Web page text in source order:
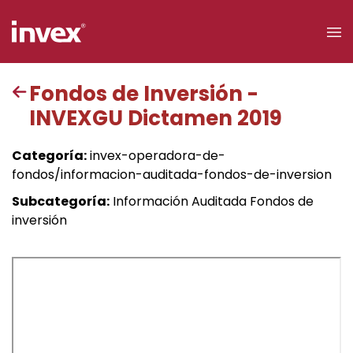
Acceso a
Buscar
Personas
Fondos de Inversión -
INVEXGU Dictamen 2019
Categoría:invex-operadora-de-
fondos/informacion-auditada-fondos-de-inversion
Subcategoría: Información Auditada Fondos de
inversión